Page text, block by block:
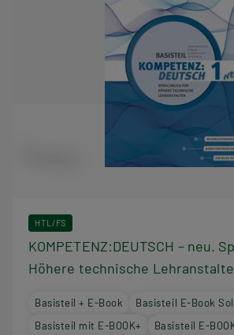
HTL/FS
KOMPETENZ:DEUTSCH – neu.
Höhere technische
Basisteil + E-Book
Basisteil E-Book
Basisteil mit E-BOOK+
Basisteil E-